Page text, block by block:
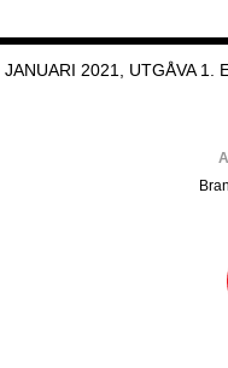
JANUARI 2021, UTGÅVA 1.